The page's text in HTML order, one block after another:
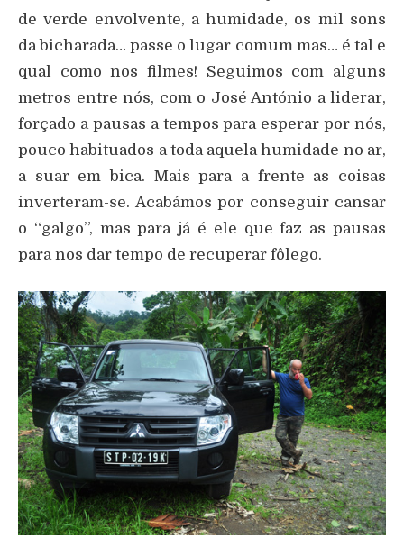
de verde envolvente, a humidade, os mil sons
da bicharada… passe o lugar comum mas… é tal e
qual como nos filmes! Seguimos com alguns
metros entre nós, com o José António a liderar,
forçado a pausas a tempos para esperar por nós,
pouco habituados a toda aquela humidade no ar,
a suar em bica. Mais para a frente as coisas
inverteram-se. Acabámos por conseguir cansar
o “galgo”, mas para já é ele que faz as pausas
para nos dar tempo de recuperar fôlego.